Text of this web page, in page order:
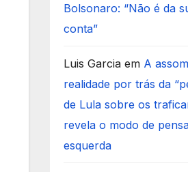
Bolsonaro: “Não é da
conta”
Luis Garciaem A
realidade por trás da
de Lula sobre os
revela o modo de
esquerda